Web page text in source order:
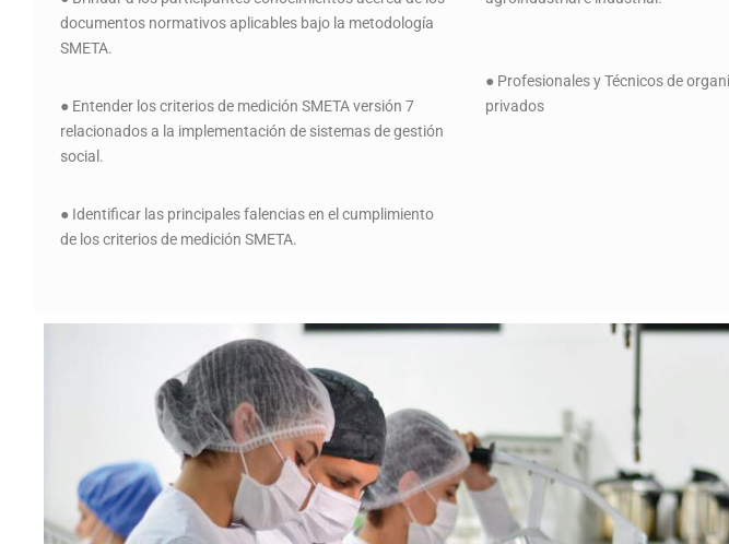
documentos normativos aplicables bajo la metodología
SMETA.
● Entender los criterios de medición SMETA versión 7
relacionados a la implementación de sistemas de gestión
social.
● Identificar las principales falencias en el cumplimiento
de los criterios de medición SMETA.
● Profesionales y Técnicos de
privados